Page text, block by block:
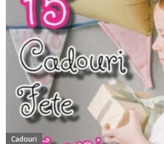
Cadouri